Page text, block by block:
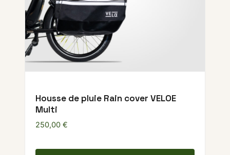
Housse de pluie Rain cover VELOE
Multi
250,00 €